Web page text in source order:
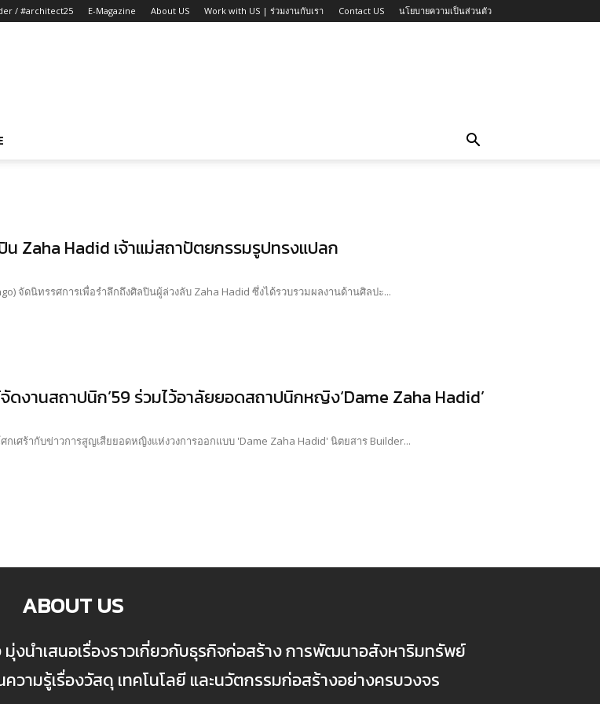
/ #architect25 E-Magazine About US Work with US | ร่วมงานกับเรา Contact US นโยบายความเป็นส่วนตัว
Zaha Hadid เจ้าแม่สถาปัตยกรรมรูปทรงแปลก
จัดนิทรรศการเพื่อรำลึกถึงศิลปินผู้ล่วงลับ Zaha Hadid ซึ่งได้รวบรวมผลงานด้านศิลปะ...
ดงานสถาปนิก’59 ร่วมไว้อาลัยยอดสถาปนิกหญิง‘Dame Zaha Hadid’
กเศร้ากับข่าวการสูญเสียยอดหญิงแห่งวงการออกแบบ 'Dame Zaha Hadid' นิตยสาร Builder...
ABOUT US
มุ่งนำเสนอเรื่องราวเกี่ยวกับธุรกิจก่อสร้าง การพัฒนาอสังหาริมทรัพย์
ามรู้เรื่องวัสดุ เทคโนโลยี และนวัตกรรมก่อสร้างอย่างครบวงจร